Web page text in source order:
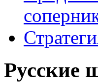
Русские